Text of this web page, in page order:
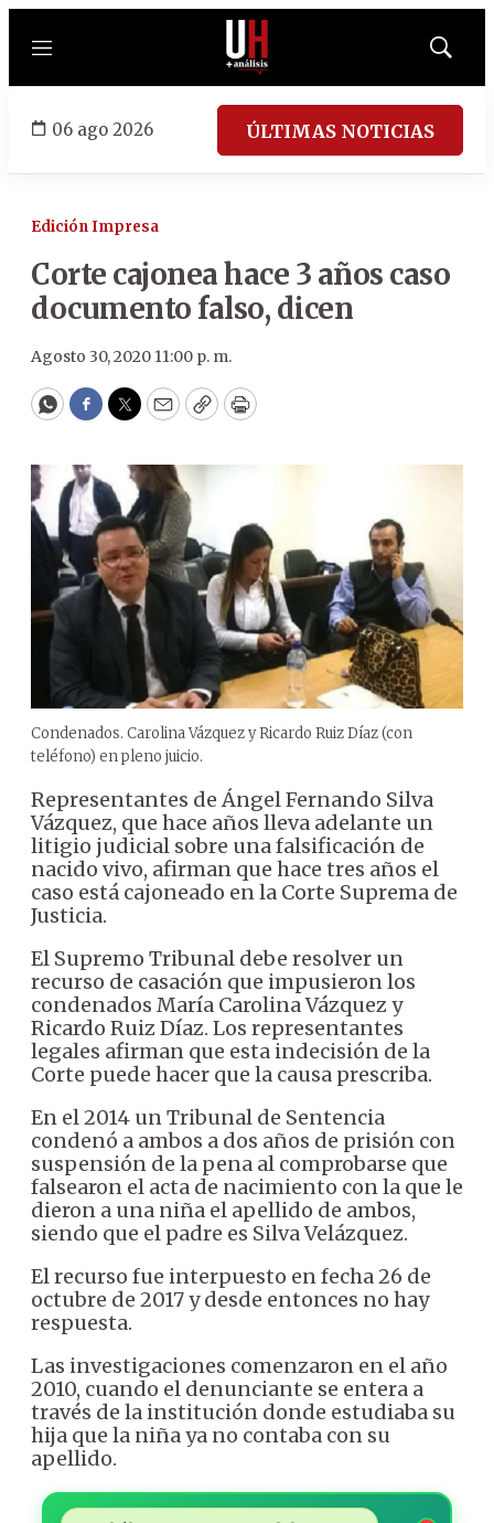
Menú
Mostrar
06 ago 2026 ÚLTIMAS NOTICIAS
Edición Impresa
Corte cajonea hace 3 años caso
documento falso, dicen
Agosto 30, 2020 11:00 p. m.
WhatsApp
Facebook
Twitter
EmailCopyPrint
Condenados. Carolina Vázquez y Ricardo Ruiz Díaz (con
teléfono) en pleno juicio.
Representantes de Ángel Fernando Silva
Vázquez, que hace años lleva adelante un
litigio judicial sobre una falsificación de
nacido vivo, afirman que hace tres años el
caso está cajoneado en la Corte Suprema de
Justicia.
El Supremo Tribunal debe resolver un
recurso de casación que impusieron los
condenados María Carolina Vázquez y
Ricardo Ruiz Díaz. Los representantes
legales afirman que esta indecisión de la
Corte puede hacer que la causa prescriba.
En el 2014 un Tribunal de Sentencia
condenó a ambos a dos años de prisión con
suspensión de la pena al comprobarse que
falsearon el acta de nacimiento con la que le
dieron a una niña el apellido de ambos,
siendo que el padre es Silva Velázquez.
El recurso fue interpuesto en fecha 26 de
octubre de 2017 y desde entonces no hay
respuesta.
Las investigaciones comenzaron en el año
2010, cuando el denunciante se entera a
través de la institución donde estudiaba su
hija que la niña ya no contaba con su
apellido.